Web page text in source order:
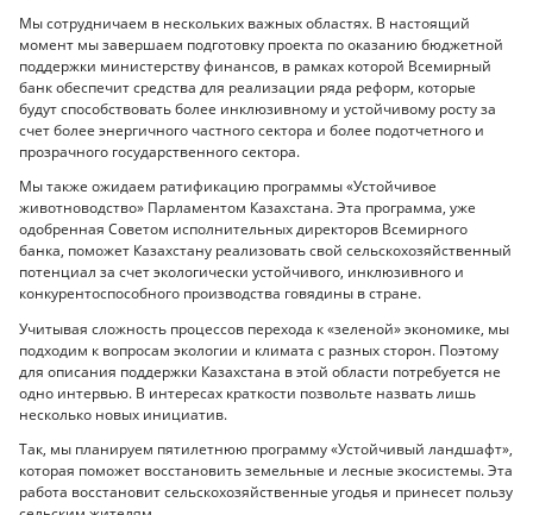
Мы сотрудничаем в нескольких важных областях. В настоящий
момент мы завершаем подготовку проекта по оказанию бюджетной
поддержки министерству финансов, в рамках которой Всемирный
банк обеспечит средства для реализации ряда реформ, которые
будут способствовать более инклюзивному и устойчивому росту за
счет более энергичного частного сектора и более подотчетного и
прозрачного государственного сектора.
Мы также ожидаем ратификацию программы «Устойчивое
животноводство» Парламентом Казахстана. Эта программа, уже
одобренная Советом исполнительных директоров Всемирного
банка, поможет Казахстану реализовать свой сельскохозяйственный
потенциал за счет экологически устойчивого, инклюзивного и
конкурентоспособного производства говядины в стране.
Учитывая сложность процессов перехода к «зеленой» экономике, мы
подходим к вопросам экологии и климата с разных сторон. Поэтому
для описания поддержки Казахстана в этой области потребуется не
одно интервью. В интересах краткости позвольте назвать лишь
несколько новых инициатив.
Так, мы планируем пятилетнюю программу «Устойчивый ландшафт»,
которая поможет восстановить земельные и лесные экосистемы. Эта
работа восстановит сельскохозяйственные угодья и принесет пользу